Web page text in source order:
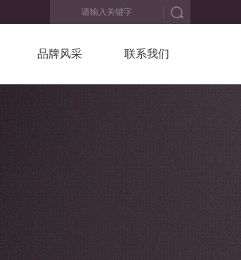
品牌风采 联系我们